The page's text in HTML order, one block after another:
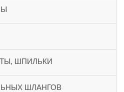
ШПИЛЬКИ
ШЛАНГОВ